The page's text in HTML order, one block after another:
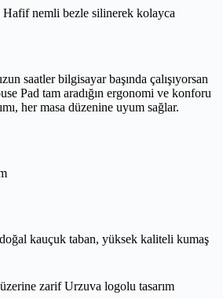
Hafif nemli bezle silinerek kolayca
saatler bilgisayar başında çalışıyorsan
Pad tam aradığın ergonomi ve konforu
her masa düzenine uyum sağlar.
kauçuk taban, yüksek kaliteli kumaş
zarif Urzuva logolu tasarım